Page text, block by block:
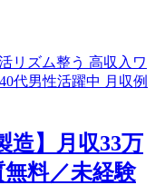
造】月収33万
無料／未経験